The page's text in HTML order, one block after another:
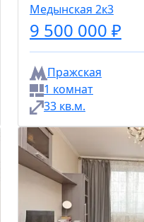
Медынская 2к3
9 500 000 ₽
Пражская
1 комнат
33 кв.м.